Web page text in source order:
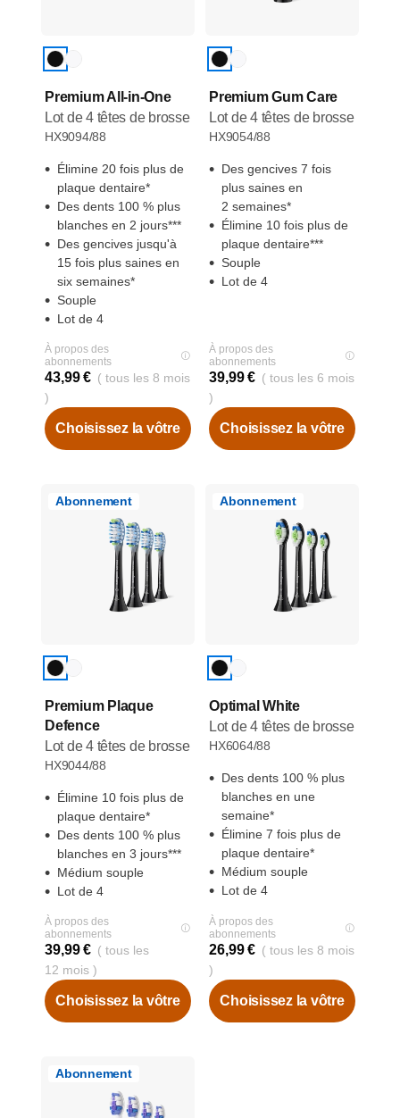
Premium All-in-One
Lot de 4 têtes de brosse
HX9094/88
Élimine 20 fois plus de
plaque dentaire*
Des dents 100 % plus
blanches en 2 jours***
Des gencives jusqu'à
15 fois plus saines en
six semaines*
Souple
Lot de 4
À propos des
abonnements
43,99 € ( tous les 8 mois
)
Choisissez la vôtre
Premium Gum Care
Lot de 4 têtes de brosse
HX9054/88
Des gencives 7 fois
plus saines en
2 semaines*
Élimine 10 fois plus de
plaque dentaire***
Souple
Lot de 4
À propos des
abonnements
39,99 € ( tous les 6 mois
)
Choisissez la vôtre
Abonnement
Premium Plaque
Defence
Lot de 4 têtes de brosse
HX9044/88
Élimine 10 fois plus de
plaque dentaire*
Des dents 100 % plus
blanches en 3 jours***
Médium souple
Lot de 4
À propos des
abonnements
39,99 € ( tous les
12 mois )
Choisissez la vôtre
Abonnement
Optimal White
Lot de 4 têtes de brosse
HX6064/88
Des dents 100 % plus
blanches en une
semaine*
Élimine 7 fois plus de
plaque dentaire*
Médium souple
Lot de 4
À propos des
abonnements
26,99 € ( tous les 8 mois
)
Choisissez la vôtre
Abonnement